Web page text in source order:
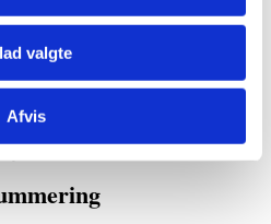
valgte
Afvis
du emojis og GIFs
eller GIF-ikonet og vælg en
noget specifikt.
eller GIF i beskeden.